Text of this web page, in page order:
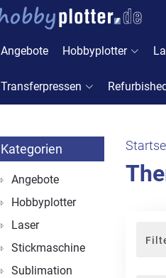
Angebote Hobbyplotter
Transferpressen
Kategorien
Angebote
Hobbyplotter
Laser
Stickmaschine
Sublimation